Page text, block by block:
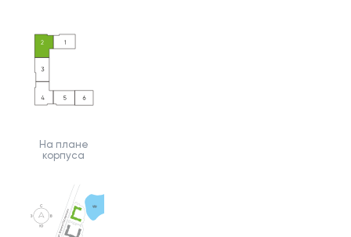
На плане
корпуса